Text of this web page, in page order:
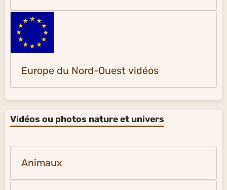
Europe du Nord-Ouest vidéos
Vidéos ou photos nature et univers
Animaux